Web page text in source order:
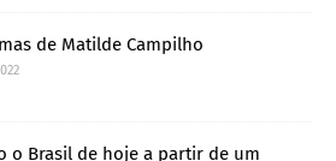
de Matilde Campilho
o Brasil de hoje a partir de um